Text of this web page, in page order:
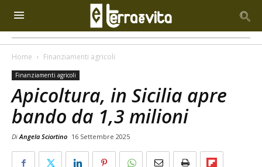
Home Finanziamenti agricoli
Finanziamenti agricoli
Apicoltura, in Sicilia apre
bando da 1,3 milioni
DiAngela Sciortino 16 Settembre 2025